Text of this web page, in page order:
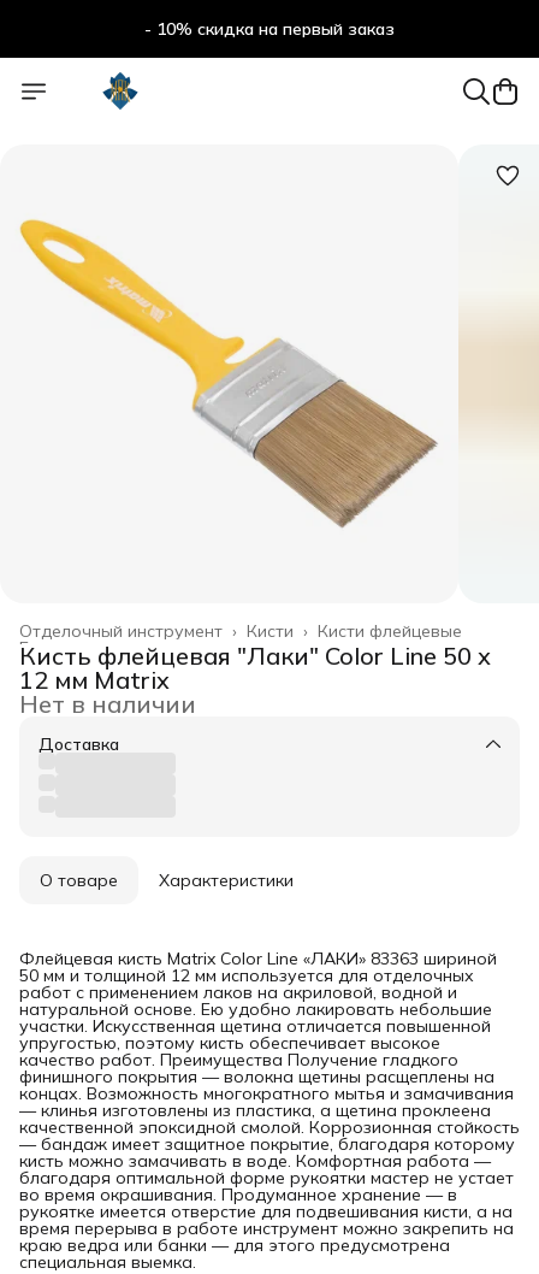
- 10% скидка на первый заказ
Кисти флейцевые
Кисти ›
Отделочный инструмент ›
Главная
Кисть флейцевая "Лаки" Color Line 50 х
12 мм Matrix
Нет в наличии
Доставка
О товаре Характеристики
Флейцевая кисть Matrix Color Line «ЛАКИ» 83363 шириной
50 мм и толщиной 12 мм используется для отделочных
работ с применением лаков на акриловой, водной и
натуральной основе. Ею удобно лакировать небольшие
участки. Искусственная щетина отличается повышенной
упругостью, поэтому кисть обеспечивает высокое
качество работ. Преимущества Получение гладкого
финишного покрытия — волокна щетины расщеплены на
концах. Возможность многократного мытья и замачивания
— клинья изготовлены из пластика, а щетина проклеена
качественной эпоксидной смолой. Коррозионная стойкость
— бандаж имеет защитное покрытие, благодаря которому
кисть можно замачивать в воде. Комфортная работа —
благодаря оптимальной форме рукоятки мастер не устает
во время окрашивания. Продуманное хранение — в
рукоятке имеется отверстие для подвешивания кисти, а на
время перерыва в работе инструмент можно закрепить на
краю ведра или банки — для этого предусмотрена
специальная выемка.